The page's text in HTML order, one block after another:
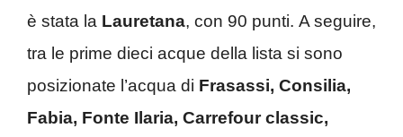
è stata la Lauretana, con 90 punti. A seguire,
tra le prime dieci acque della lista si sono
posizionate l’acqua di Frasassi, Consilia,
Fabia, Fonte Ilaria, Carrefour classic,